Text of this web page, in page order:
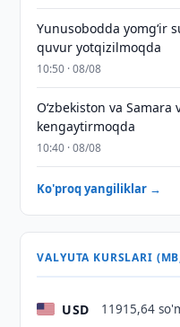
Yunusobodda yomg‘ir
quvur yotqizilmoqda
10:50 · 08/08
Oʻzbekiston va
kengaytirmoqda
10:40 · 08/08
Ko'proq yangiliklar →
VALYUTA KURSLARI
USD 11915,64